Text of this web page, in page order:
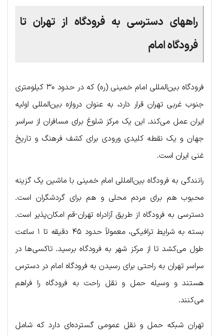
راههای دسترسی به فرودگاه از تهران تا
فرودگاه امام
فرودگاه بین‌المللی امام خمینی (ره) که در حدود ۳۰ کیلومتری
جنوب غربی تهران قرار دارد، به عنوان دروازه بین‌المللی اولیه
ایران عمل می‌کند. این یک مرکز شلوغ برای مسافران از سراسر
جهان و یک نقطه کلیدی ورودی برای کشف فرهنگ و تاریخ
غنی ایران است.
رانندگی به فرودگاه بین‌المللی امام خمینی با ماشین یک گزینه
محبوب هم برای مردم محلی و هم برای گردشگران است.
دسترسی به فرودگاه از طریق آزادراه تهران-قم امکان‌پذیر است.
بسته به شرایط ترافیکی، معمولاً حدود ۴۵ دقیقه تا ۱ ساعت
طول می‌کشد تا از مرکز شهر به فرودگاه برسید. تاکسی‌ها در
سراسر تهران به راحتی برای رسیدن به فرودگاه امام در دسترس
هستند و وسیله حمل و نقل راحت به فرودگاه را فراهم
می‌کنند.
تهران شبکه حمل و نقل عمومی گسترده‌ای دارد که شامل